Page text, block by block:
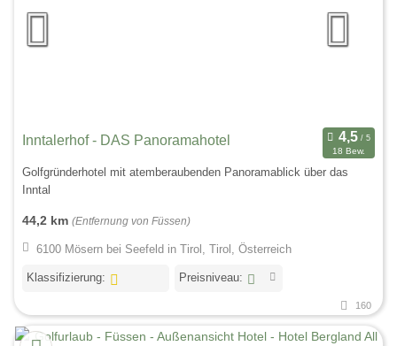
Inntalerhof - DAS Panoramahotel
18 Bew.
Golfgründerhotel mit atemberaubenden Panoramablick über das
Inntal
44,2 km (Entfernung von Füssen)
6100 Mösern bei Seefeld in Tirol, Tirol, Österreich
Klassifizierung: Preisniveau:
160